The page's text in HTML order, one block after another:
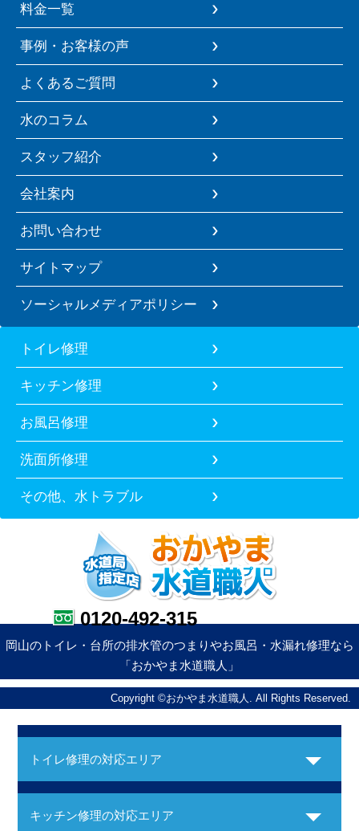
料金一覧
事例・お客様の声
よくあるご質問
水のコラム
スタッフ紹介
会社案内
お問い合わせ
サイトマップ
ソーシャルメディアポリシー
トイレ修理
キッチン修理
お風呂修理
洗面所修理
その他、水トラブル
0120-492-315
岡山のトイレ・台所の排水管のつまりやお風呂・水漏れ修理なら
「おかやま水道職人」
Copyright ©おかやま水道職人. All Rights Reserved.
トイレ修理の対応エリア
キッチン修理の対応エリア